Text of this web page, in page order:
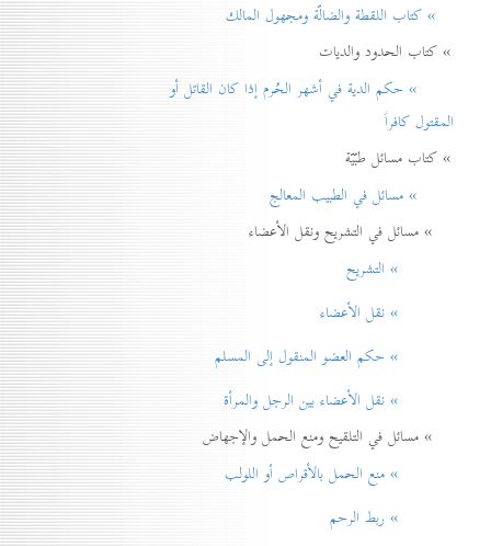
» كتاب اللقطة والضالّة ومجهول المالك
» كتاب الحدود والديات
» حكم الدية في أشهر الحُرم إذا كان القاتل أو
المقتول كافراً
» كتاب مسائل طبّيّة
» مسائل في الطبيب المعالج
» مسائل في التشريح ونقل الأعضاء
» التشريح
» نقل الأعضاء
» حكم العضو المنقول إلی المسلم
» نقل الأعضاء بين الرجل والمرأة
» مسائل في التلقيح ومنع الحمل والإجهاض
» منع الحمل بالأقراص أو اللولب
» ربط الرحم